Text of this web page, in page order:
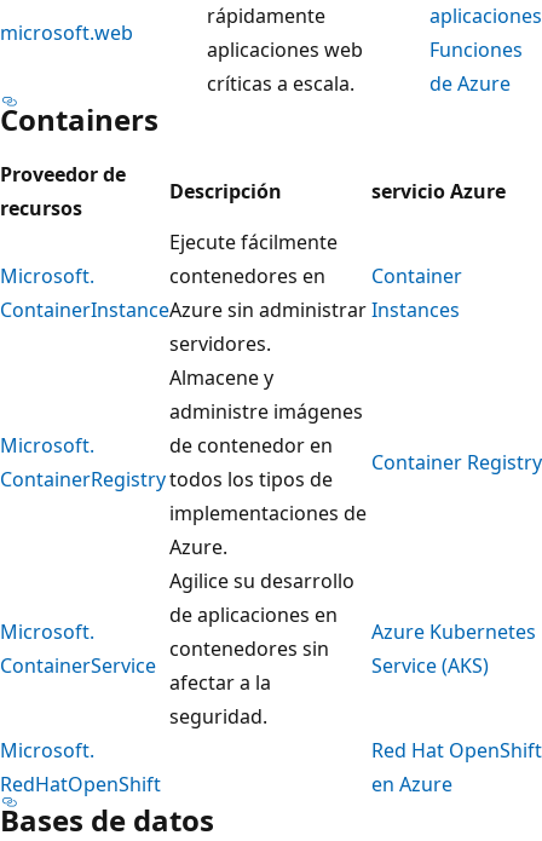
microsoft.web
rápidamente
aplicaciones web
críticas a escala.
aplicaciones
Funciones
de Azure
Containers
Proveedor de
recursos
Descripción servicio Azure
Microsoft.
ContainerInstance
Ejecute fácilmente
contenedores en
Azure sin administrar
servidores.
Container
Instances
Microsoft.
ContainerRegistry
Almacene y
administre imágenes
de contenedor en
todos los tipos de
implementaciones de
Azure.
Container Registry
Microsoft.
ContainerService
Agilice su desarrollo
de aplicaciones en
contenedores sin
afectar a la
seguridad.
Azure Kubernetes
Service (AKS)
Microsoft.
RedHatOpenShift
Red Hat OpenShift
en Azure
Bases de datos